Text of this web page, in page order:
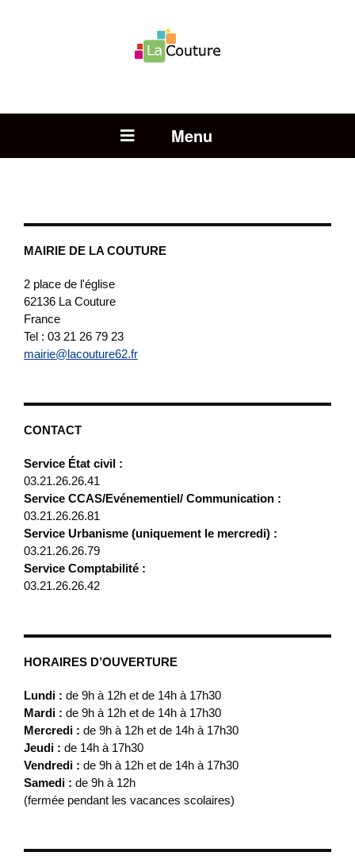
Open Menu
MAIRIE DE LA COUTURE
2 place de l'église
62136 La Couture
France
Tel : 03 21 26 79 23
mairie@lacouture62.fr
CONTACT
Service État civil :
03.21.26.26.41
Service CCAS/Evénementiel/ Communication :
03.21.26.26.81
Service Urbanisme (uniquement le mercredi) :
03.21.26.26.79
Service Comptabilité :
03.21.26.26.42
HORAIRES D’OUVERTURE
Lundi : de 9h à 12h et de 14h à 17h30
Mardi : de 9h à 12h et de 14h à 17h30
Mercredi : de 9h à 12h et de 14h à 17h30
Jeudi : de 14h à 17h30
Vendredi : de 9h à 12h et de 14h à 17h30
Samedi : de 9h à 12h
(fermée pendant les vacances scolaires)